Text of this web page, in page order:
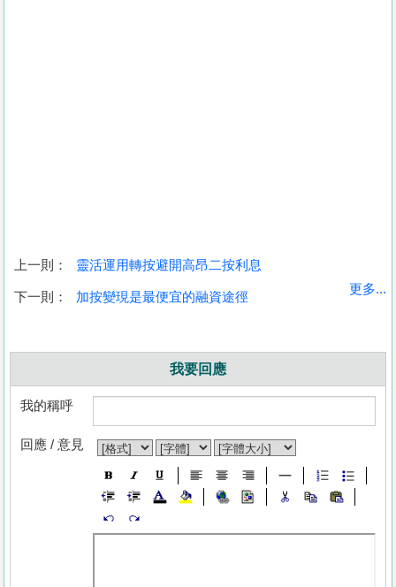
上一則： 靈活運用轉按避開高昂二按利息
下一則： 加按變現是最便宜的融資途徑
更多...
我要回應
我的稱呼
回應 / 意見